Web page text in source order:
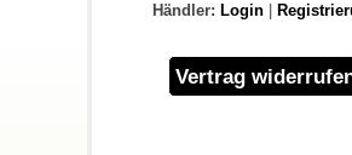
Händler: Login|